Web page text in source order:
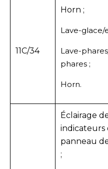
11C/34
Horn ;
Lave-glace/
Lave-
phares ;
Horn.
Éclairage
indicateurs
panneau
;